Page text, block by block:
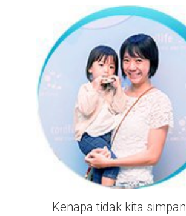
Kenapa tidak kita simpan